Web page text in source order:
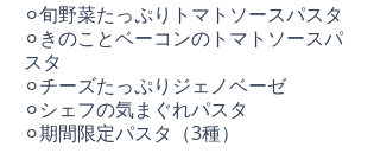
⚪︎旬野菜たっぷりトマトソースパスタ
⚪︎きのことベーコンのトマトソースパ
スタ
⚪︎チーズたっぷりジェノベーゼ
⚪︎シェフの気まぐれパスタ
⚪︎期間限定パスタ（3種）